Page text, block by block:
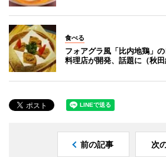
食べる
フォアグラ風「比内地鶏」
料理店が開発、話題に（秋田
前の記事 次